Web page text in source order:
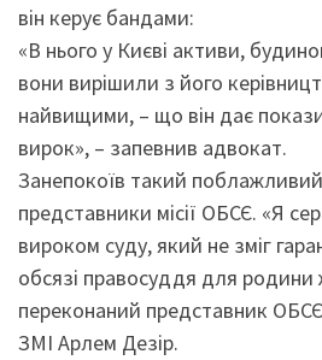
він керує бандами:
«В нього у Києві активи,
вони вирішили з його
найвищими, – що він дає
вирок», – запевнив адвокат.
Занепокоїв такий
представники місії ОБСЄ. «Я
вироком суду, який не зміг
обсязі правосуддя для родини
переконаний представник
ЗМІ Арлем Дезір.